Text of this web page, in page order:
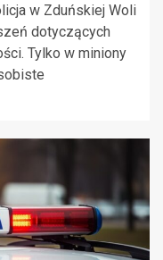
w Zduńskiej Woli
dotyczących
Tylko w miniony